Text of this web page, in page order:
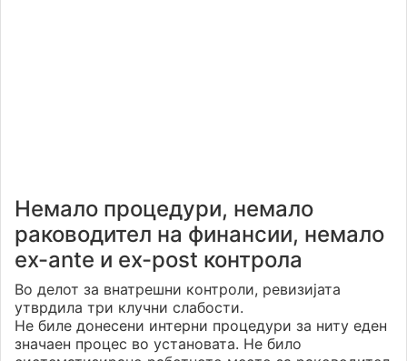
Немало процедури, немало
раководител на финансии, немало
ex-ante и ex-post контрола
Во делот за внатрешни контроли, ревизијата
утврдила три клучни слабости.
Не биле донесени интерни процедури за ниту еден
значаен процес во установата. Не било